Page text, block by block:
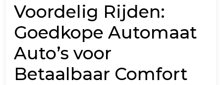
Voordelig Rijden:
Goedkope Automaat
Auto’s voor
Betaalbaar Comfort